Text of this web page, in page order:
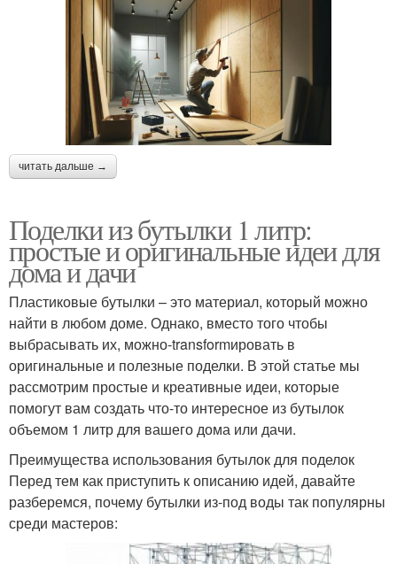
читать дальше →
Поделки из бутылки 1 литр:
простые и оригинальные идеи для
дома и дачи
Пластиковые бутылки – это материал, который можно
найти в любом доме. Однако, вместо того чтобы
выбрасывать их, можно-transformировать в
оригинальные и полезные поделки. В этой статье мы
рассмотрим простые и креативные идеи, которые
помогут вам создать что-то интересное из бутылок
объемом 1 литр для вашего дома или дачи.
Преимущества использования бутылок для поделок
Перед тем как приступить к описанию идей, давайте
разберемся, почему бутылки из-под воды так популярны
среди мастеров: